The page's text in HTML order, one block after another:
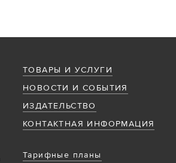
ТОВАРЫ И УСЛУГИ
НОВОСТИ И СОБЫТИЯ
ИЗДАТЕЛЬСТВО
КОНТАКТНАЯ ИНФОРМАЦИЯ
Тарифные планы